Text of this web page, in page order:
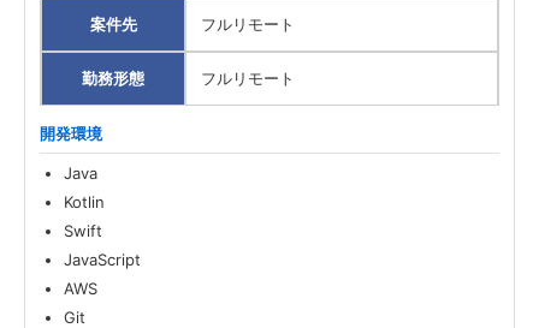
案件先 フルリモート
勤務形態 フルリモート
開発環境
Java
Kotlin
Swift
JavaScript
AWS
Git